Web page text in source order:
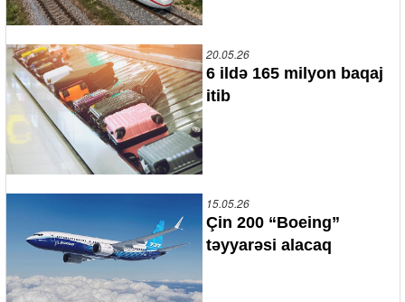
20.05.26
6 ildə 165 milyon baqaj
itib
15.05.26
Çin 200 “Boeing”
təyyarəsi alacaq